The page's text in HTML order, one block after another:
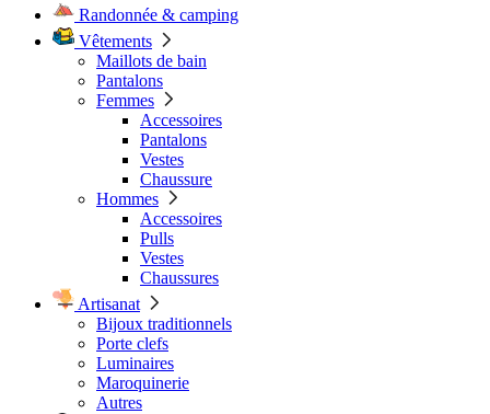
Randonnée & camping
Vêtements
Maillots de bain
Pantalons
Femmes
Accessoires
Pantalons
Vestes
Chaussure
Hommes
Accessoires
Pulls
Vestes
Chaussures
Artisanat
Bijoux traditionnels
Porte clefs
Luminaires
Maroquinerie
Autres